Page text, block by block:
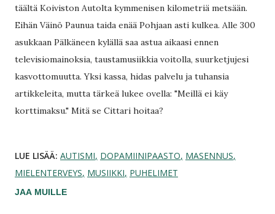
täältä Koiviston Autolta kymmenisen kilometriä metsään.
Eihän Väinö Paunua taida enää Pohjaan asti kulkea. Alle 300
asukkaan Pälkäneen kylällä saa astua aikaasi ennen
televisiomainoksia, taustamusiikkia voitolla, suurketjujesi
kasvottomuutta. Yksi kassa, hidas palvelu ja tuhansia
artikkeleita, mutta tärkeä lukee ovella: "Meillä ei käy
korttimaksu." Mitä se Cittari hoitaa?
LUE LISÄÄ: AUTISMI DOPAMIINIPAASTO MASENNUS
MIELENTERVEYS MUSIIKKI PUHELIMET
JAA MUILLE